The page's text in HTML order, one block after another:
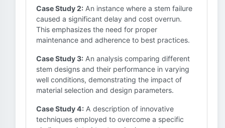
Case Study 2: An instance where a stem failure
caused a significant delay and cost overrun.
This emphasizes the need for proper
maintenance and adherence to best practices.
Case Study 3: An analysis comparing different
stem designs and their performance in varying
well conditions, demonstrating the impact of
material selection and design parameters.
Case Study 4: A description of innovative
techniques employed to overcome a specific